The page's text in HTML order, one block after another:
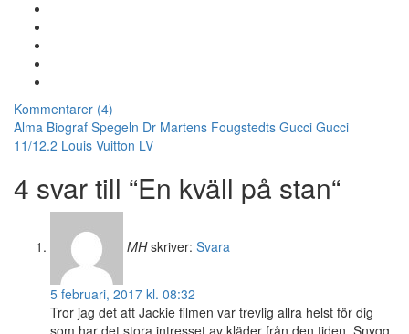
Kommentarer (4)
Alma Biograf Spegeln Dr Martens Fougstedts Gucci Gucci
11/12.2 Louis Vuitton LV
4 svar till “En kväll på stan“
MH skriver: Svara
5 februari, 2017 kl. 08:32
Tror jag det att Jackie filmen var trevlig allra helst för dig
som har det stora intresset av kläder från den tiden. Snygg